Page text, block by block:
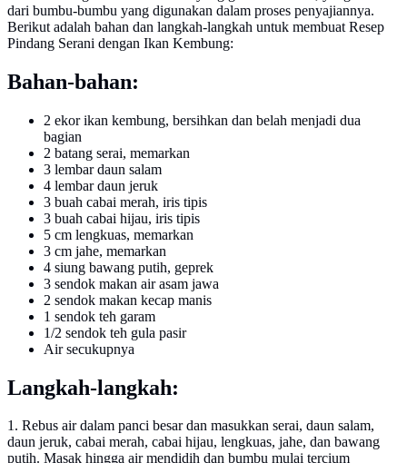
dari bumbu-bumbu yang digunakan dalam proses penyajiannya.
Berikut adalah bahan dan langkah-langkah untuk membuat Resep
Pindang Serani dengan Ikan Kembung:
Bahan-bahan:
2 ekor ikan kembung, bersihkan dan belah menjadi dua
bagian
2 batang serai, memarkan
3 lembar daun salam
4 lembar daun jeruk
3 buah cabai merah, iris tipis
3 buah cabai hijau, iris tipis
5 cm lengkuas, memarkan
3 cm jahe, memarkan
4 siung bawang putih, geprek
3 sendok makan air asam jawa
2 sendok makan kecap manis
1 sendok teh garam
1/2 sendok teh gula pasir
Air secukupnya
Langkah-langkah:
1. Rebus air dalam panci besar dan masukkan serai, daun salam,
daun jeruk, cabai merah, cabai hijau, lengkuas, jahe, dan bawang
putih. Masak hingga air mendidih dan bumbu mulai tercium